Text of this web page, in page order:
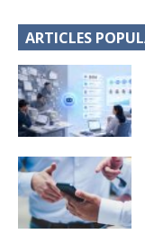
ARTICLES